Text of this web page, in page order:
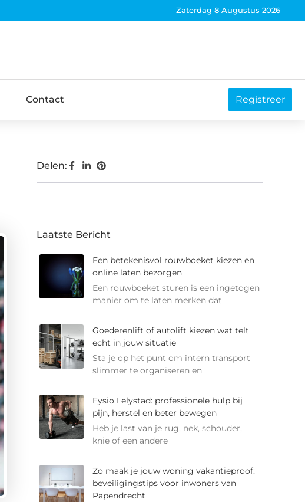
Zaterdag 8 Augustus 2026
Contact Registreer
Delen:
Laatste Bericht
Een betekenisvol rouwboeket kiezen en
online laten bezorgen
Een rouwboeket sturen is een ingetogen
manier om te laten merken dat
Goederenlift of autolift kiezen wat telt
echt in jouw situatie
Sta je op het punt om intern transport
slimmer te organiseren en
Fysio Lelystad: professionele hulp bij
pijn, herstel en beter bewegen
Heb je last van je rug, nek, schouder,
knie of een andere
Zo maak je jouw woning vakantieproof:
beveiligingstips voor inwoners van
Papendrecht